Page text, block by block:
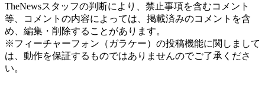
TheNewsスタッフの判断により、禁止事項を含むコメント
等、コメントの内容によっては、掲載済みのコメントを含
め、編集・削除することがあります。
※フィーチャーフォン（ガラケー）の投稿機能に関しまして
は、動作を保証するものではありませんのでご了承くださ
い。